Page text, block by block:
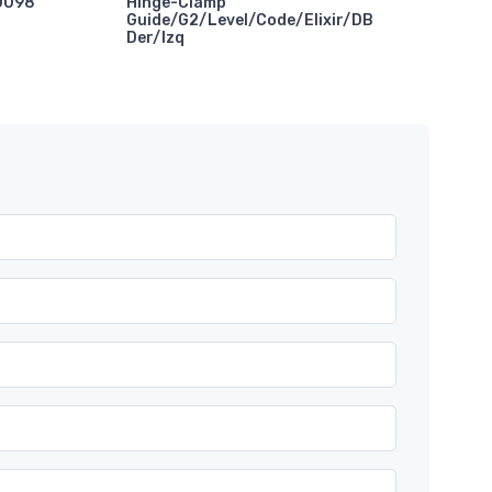
Guide/G2/Level/Code/Elixir/DB
Der/Izq